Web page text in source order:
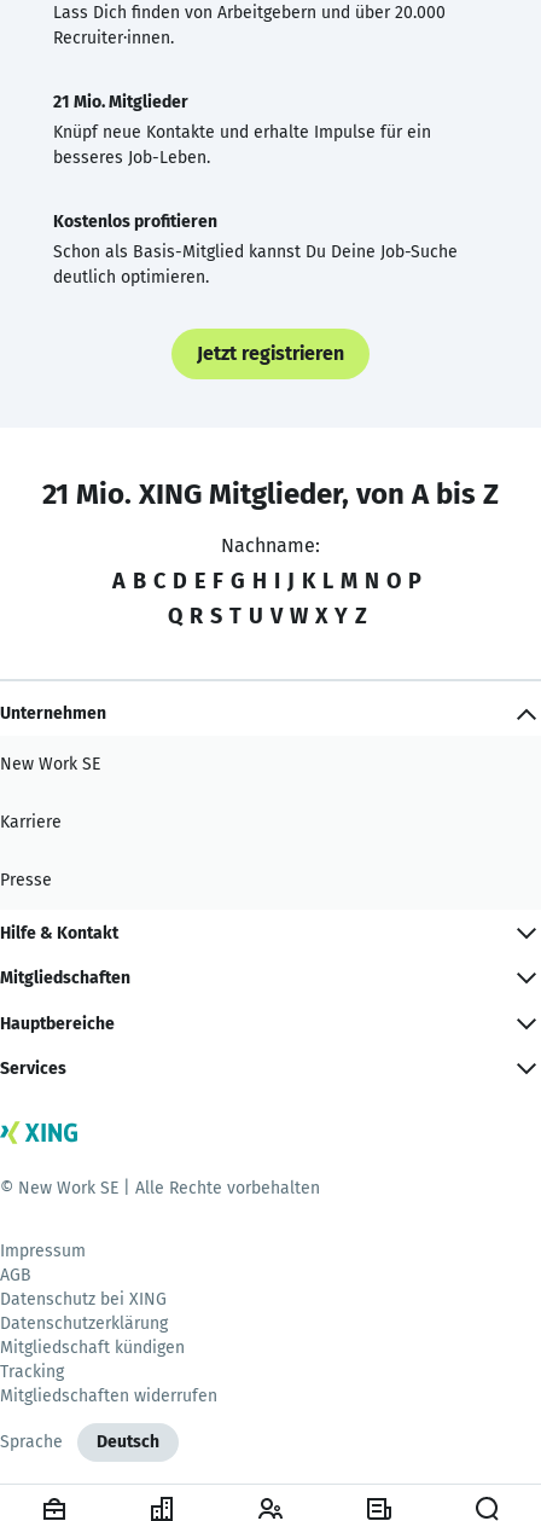
Lass Dich finden von Arbeitgebern und über 20.000
Recruiter·innen.
21 Mio. Mitglieder
Knüpf neue Kontakte und erhalte Impulse für ein
besseres Job-Leben.
Kostenlos profitieren
Schon als Basis-Mitglied kannst Du Deine Job-Suche
deutlich optimieren.
Jetzt registrieren
21 Mio. XING Mitglieder, von A bis Z
Nachname:
A B C D E F G H I J K L M N O P
Q R S T U V W X Y Z
Unternehmen
New Work SE
Karriere
Presse
Hilfe & Kontakt
Mitgliedschaften
Hauptbereiche
Services
© New Work SE | Alle Rechte vorbehalten
Impressum
AGB
Datenschutz bei XING
Datenschutzerklärung
Mitgliedschaft kündigen
Tracking
Mitgliedschaften widerrufen
Sprache Deutsch